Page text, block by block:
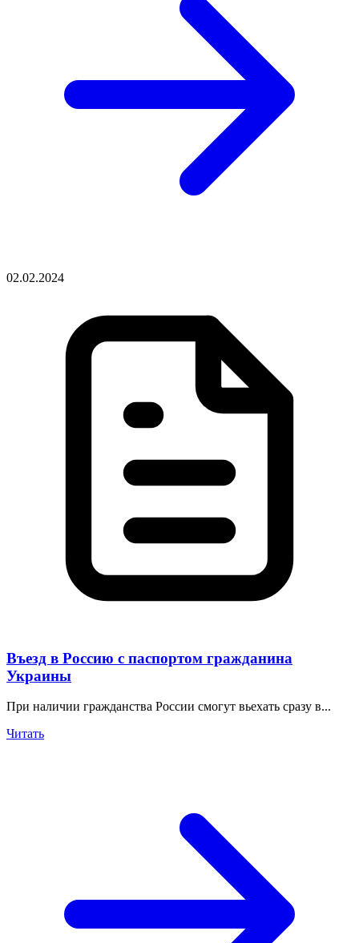
02.02.2024
Въезд в Россию с паспортом гражданина
Украины
При наличии гражданства России смогут вьехать сразу в...
Читать